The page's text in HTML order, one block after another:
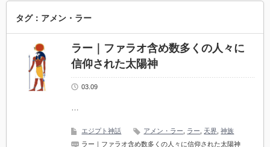
タグ：アメン・ラー
ラー｜ファラオ含め数多くの人々に
信仰された太陽神
03.09
…
エジプト神話 アメン・ラー ラー 天界 ,神族
ラー｜ファラオ含め数多くの人々に信仰された太陽神